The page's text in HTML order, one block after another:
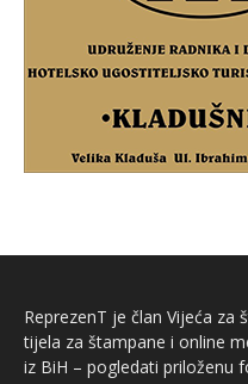
ReprezenT je član Vijeća
tijela za štampane i online
iz BiH – pogledati priloženu